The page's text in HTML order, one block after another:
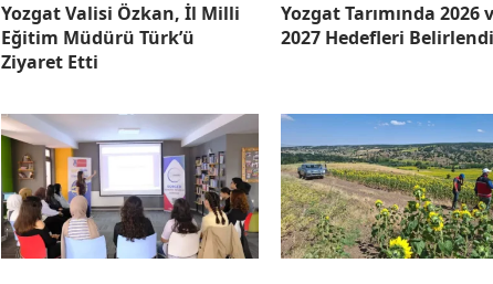
Yozgat Valisi Özkan, İl Milli
Eğitim Müdürü Türk’ü
Ziyaret Etti
Yozgat Tarımında 2026
2027 Hedefleri Belirlendi